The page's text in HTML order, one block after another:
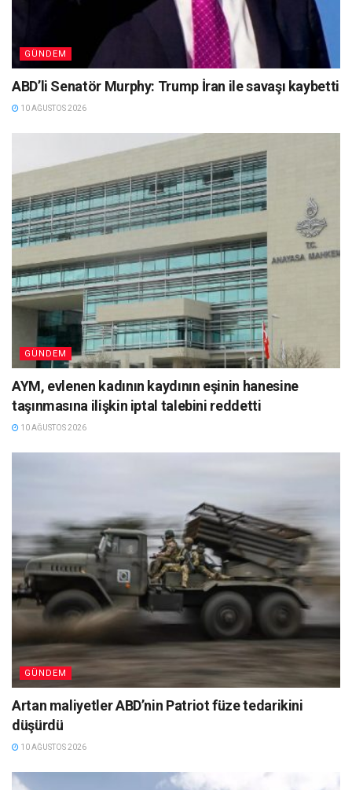
GÜNDEM
ABD’li Senatör Murphy: Trump İran ile savaşı kaybetti
10 AĞUSTOS 2026
GÜNDEM
AYM, evlenen kadının kaydının eşinin hanesine
taşınmasına ilişkin iptal talebini reddetti
10 AĞUSTOS 2026
GÜNDEM
Artan maliyetler ABD’nin Patriot füze tedarikini
düşürdü
10 AĞUSTOS 2026